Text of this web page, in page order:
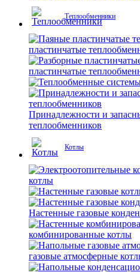
Теплообменники
пластинчатые
пластинчатые
Принадлежности и
теплообменников
Котлы
котлы
Настенные газовые
комбинированные котлы
газовые атмосферные